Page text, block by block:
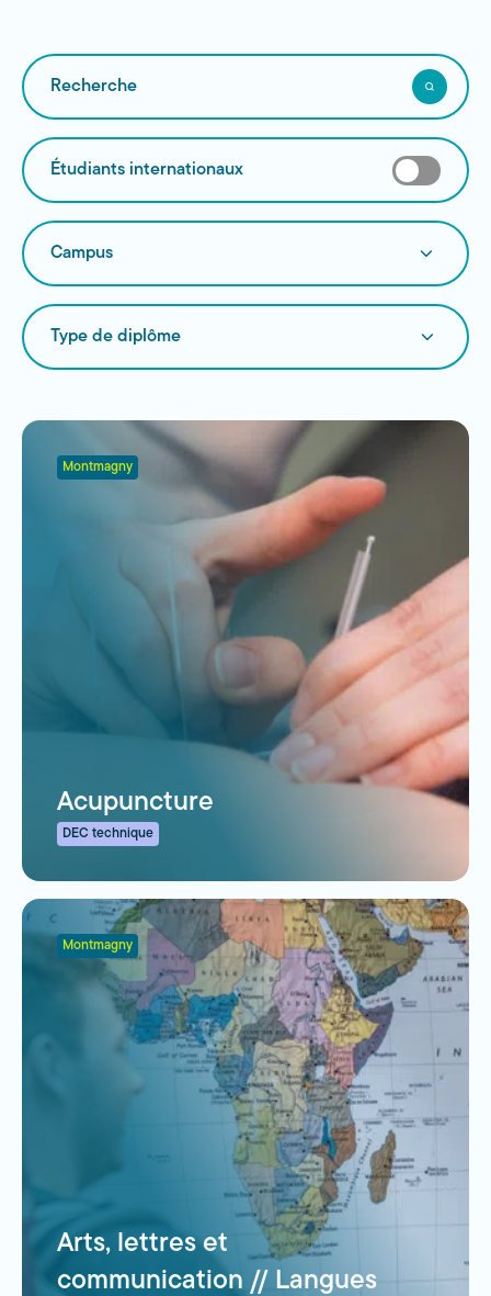
Recherche
résultats
seront
mis
au
fur
et
mesure
que
vous
écrivez.
Étudiants internationaux
Campus
programme
Type
de
diplôme
Montmagny
Acupuncture
DEC technique
Montmagny
Arts, lettres et
communication // Langues